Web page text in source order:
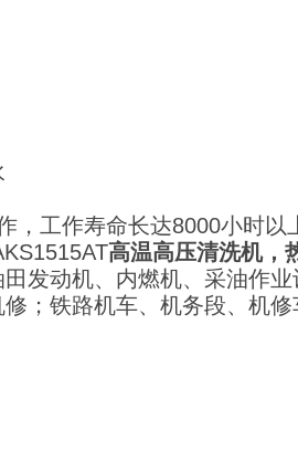
，工作寿命长达8000小时以
高温高压清洗机，
发动机、内燃机、采油作业
；铁路机车、机务段、机